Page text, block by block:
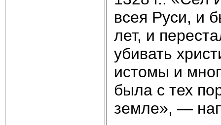
всея Руси, и
лет, и
убивать
истомы и
была с тех
земле», —